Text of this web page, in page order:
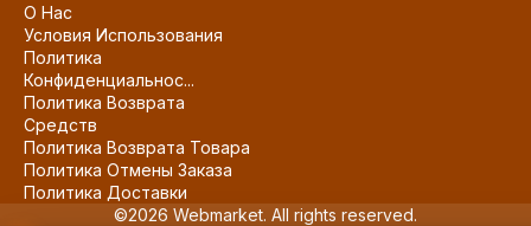
О Нас
Условия Использования
Политика
Конфиденциальнос...
Политика Возврата
Средств
Политика Возврата Товара
Политика Отмены Заказа
Политика Доставки
©2026 Webmarket. All rights reserved.